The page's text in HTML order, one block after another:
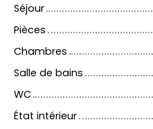
Séjour
Pièces
Chambres
Salle de bains
WC
État intérieur